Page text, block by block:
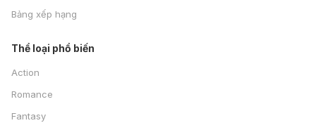
Bảng xếp hạng
Thể loại phổ biến
Action
Romance
Fantasy